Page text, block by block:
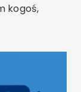
kogoś,